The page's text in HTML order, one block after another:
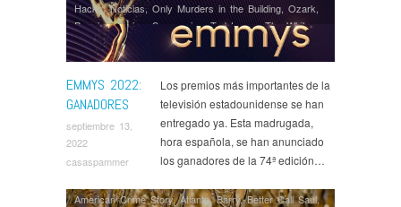
EMMYS 2022:
GANADORES
septiembre 13,
2022
casaspammer
Hacks,Noticias,Only Murders in the Building, Ozark,
Premios,Series Succession,Ted Lasso,The White
Lotus
Los premios más importantes de la
televisión estadounidense se han
entregado ya. Esta madrugada,
hora española, se han anunciado
los ganadores de la 74ª edición…
American Crime Story,Atlanta,Barry,Better Call Saul,